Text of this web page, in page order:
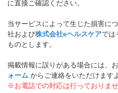
に直接ご確認ください。
当サービスによって生じた損害に
社および株式会社eヘルスケアでは
ものとします。
掲載情報に誤りがある場合には、お
ォーム からご連絡をいただけます
※お電話での対応は行っておりま